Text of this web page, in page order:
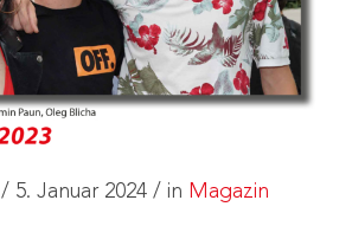
/ 5. Januar 2024 / in Magazin